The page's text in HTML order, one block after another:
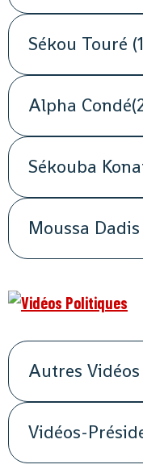
Sékou Touré
Alpha
Sékouba
Moussa
Autres
Vidéos-